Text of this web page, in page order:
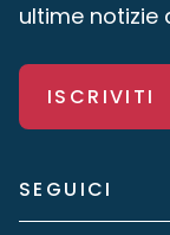
ultime notizie
ISCRIVITI
SEGUICI